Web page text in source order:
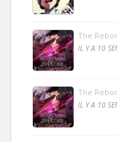
The
IL Y A 10
The
IL Y A 10